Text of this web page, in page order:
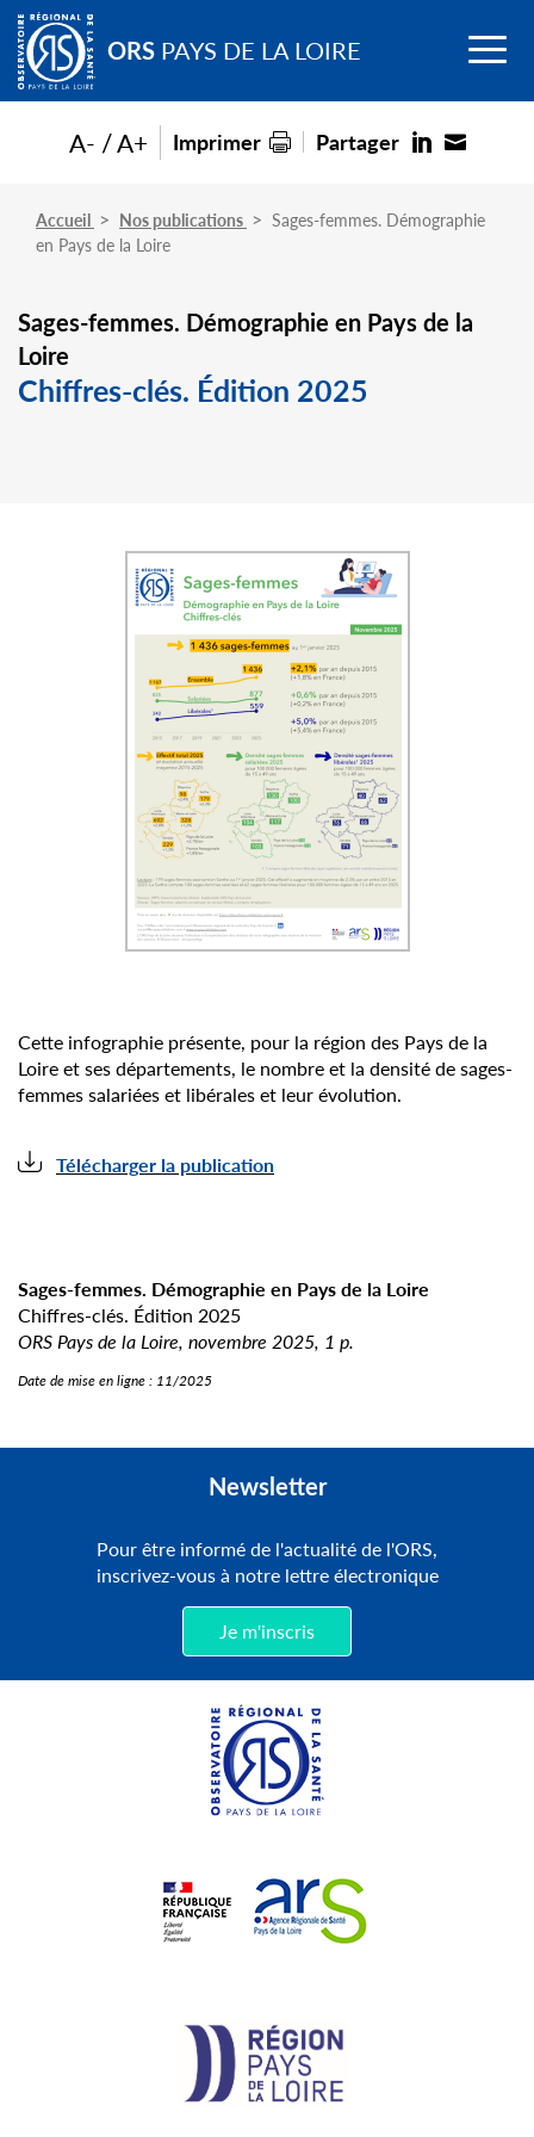
Go to
main
content ORS PAYS DE LA LOIRE Menu
Accueil Nos publications
Sages-femmes. Démographie
en Pays de la Loire
Sages-femmes. Démographie en Pays de la
Loire
Chiffres-clés. Édition 2025
A- A+ Imprimer Partager
Cette infographie présente, pour la région des Pays de la
Loire et ses départements, le nombre et la densité de sages-
femmes salariées et libérales et leur évolution.
Télécharger la publication
Sages-femmes. Démographie en Pays de la Loire
Chiffres-clés. Édition 2025
ORS Pays de la Loire, novembre 2025, 1 p.
Date de mise en ligne : 11/2025
Newsletter
Pour être informé de l'actualité de l'ORS,
inscrivez-vous à notre lettre électronique
Je m'inscris